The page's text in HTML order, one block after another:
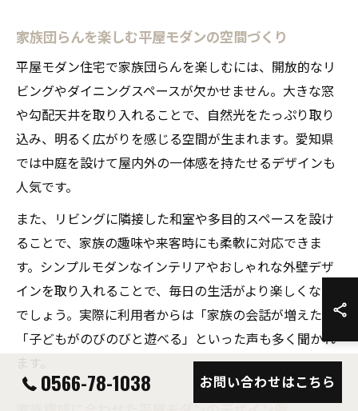
家族団らんを楽しむ平屋モダンの空間づくり
平屋モダン住宅で家族団らんを楽しむには、開放的なリ
ビングやダイニングスペースが欠かせません。大きな窓
や勾配天井を取り入れることで、自然光をたっぷり取り
込み、明るく広がりを感じる空間が生まれます。愛知県
では中庭を設けて屋内外の一体感を持たせるデザインも
人気です。
また、リビングに隣接した和室や多目的スペースを設け
ることで、家族の趣味や来客時にも柔軟に対応できま
す。シンプルモダンなインテリアやおしゃれな外壁デザ
インを取り入れることで、毎日の生活がより楽しくなる
でしょう。実際に利用者からは「家族の会話が増えた」
「子どもがのびのびと遊べる」といった声も多く聞かれ
0566-78-1038 お問い合わせはこちら